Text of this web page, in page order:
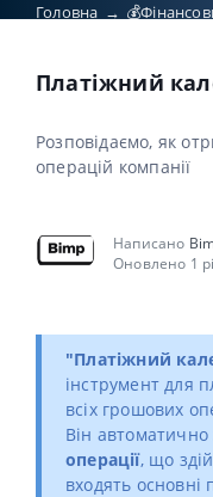
Головна →
Платіжний
Розповідаємо, як
операцій компанії
Написано
Оновлено 1
"Платіжний
інструмент для
всіх грошових
Він
операції, що
входять основні